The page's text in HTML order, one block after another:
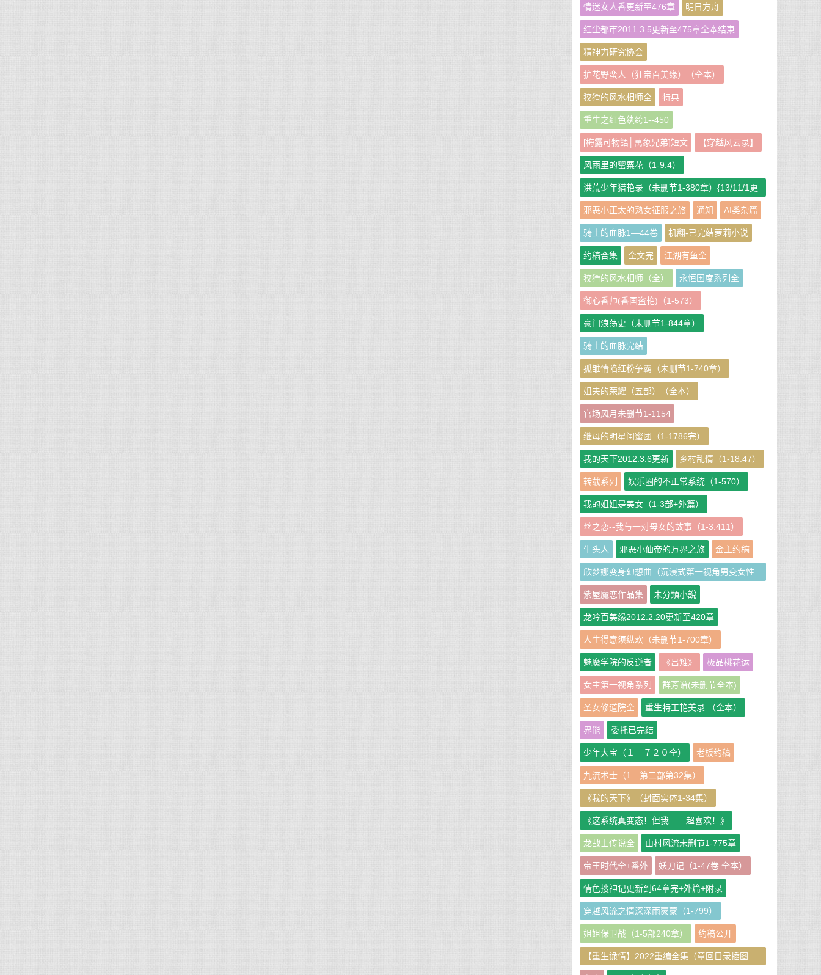
情迷女人香更新至476章 明日方舟
红尘都市2011.3.5更新至475章全本结束
精神力研究协会
护花野蛮人（狂帝百美缘）（全本）
狡猾的风水相师全 特典
重生之红色纨绔1--450
[梅露可物語│萬象兄弟]短文 【穿越风云录】
风雨里的罂粟花（1-9.4）
洪荒少年猎艳录（未删节1-380章）{13/11/1更
新}
邪恶小正太的熟女征服之旅 通知 AI类杂篇
骑士的血脉1—44卷 机翻-已完结萝莉小说
约稿合集 全文完 江湖有鱼全
狡猾的风水相师（全） 永恒国度系列全
御心香帅(香国盗艳)（1-573）
豪门浪荡史（未删节1-844章）
骑士的血脉完结
孤雏情陷红粉争霸（未删节1-740章）
姐夫的荣耀（五部）（全本）
官场风月未删节1-1154
继母的明星闺蜜团（1-1786完）
我的天下2012.3.6更新 乡村乱情（1-18.47）
转载系列 娱乐圈的不正常系统（1-570）
我的姐姐是美女（1-3部+外篇）
丝之恋--我与一对母女的故事（1-3.411）
牛头人 邪恶小仙帝的万界之旅 金主约稿
欣梦娜变身幻想曲（沉浸式第一视角男变女性
转短篇小说集）
紫屋魔恋作品集 未分類小說
龙吟百美缘2012.2.20更新至420章
人生得意须纵欢（未删节1-700章）
魅魔学院的反逆者 《吕雉》 极品桃花运
女主第一视角系列 群芳谱(未删节全本)
圣女修道院全 重生特工艳美录 （全本）
界能 委托已完结
少年大宝（１－７２０全） 老板约稿
九流术士（1—第二部第32集）
《我的天下》（封面实体1-34集）
《这系统真变态！但我……超喜欢！》
龙战士传说全 山村风流未删节1-775章
帝王时代全+番外 妖刀记（1-47卷 全本）
情色搜神记更新到64章完+外篇+附录
穿越风流之情深深雨蒙蒙（1-799）
姐姐保卫战（1-5部240章） 约稿公开
【重生诡情】2022重编全集（章回目录插图